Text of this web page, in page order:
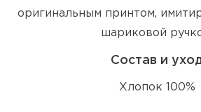
оригинальным принтом,
шариковой
Состав и
Хлопок 100%